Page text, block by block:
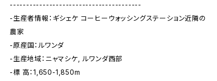
----------------------------------------
-生産者情報：ギシェケ コーヒーウォッシングステーション近隣の
農家
-原産国：ルワンダ
-生産地域：ニャマシケ, ルワンダ西部
-標 高：1,650-1,850m